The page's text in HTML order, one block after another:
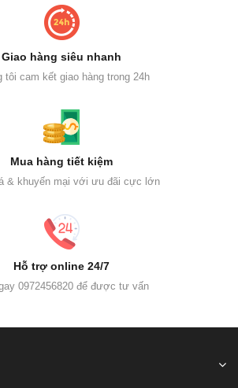
Giao hàng siêu nhanh
tôi cam kết giao hàng trong 24h
Mua hàng tiết kiệm
& khuyến mại với ưu đãi cực lớn
Hỗ trợ online 24/7
0972456820 để được tư vấn